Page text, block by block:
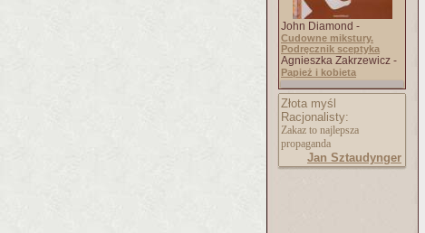
John Diamond -
Cudowne mikstury.
Podręcznik sceptyka
Agnieszka Zakrzewicz -
Papież i kobieta
Złota myśl
Racjonalisty:
Zakaz to najlepsza
propaganda
Jan Sztaudynger